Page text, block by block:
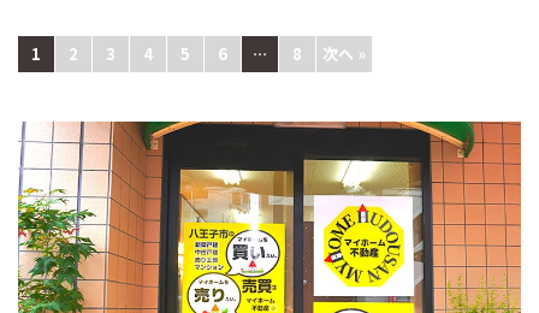
それが崩れた人まとめ：住宅ローンは無理しない！石橋をたたいて安全
に渡りましょう。
1 2 3 4 5 6 … 8 次へ »